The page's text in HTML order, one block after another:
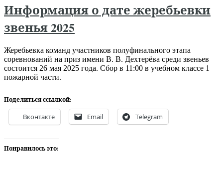
Информация о дате жеребьевки
звенья 2025
Жеребьевка команд участников полуфинального этапа
соревнований на приз имени В. В. Дехтерёва среди звеньев
состоится 26 мая 2025 года. Сбор в 11:00 в учебном классе 1
пожарной части.
Поделиться ссылкой:
Вконтакте Email Telegram
Понравилось это: